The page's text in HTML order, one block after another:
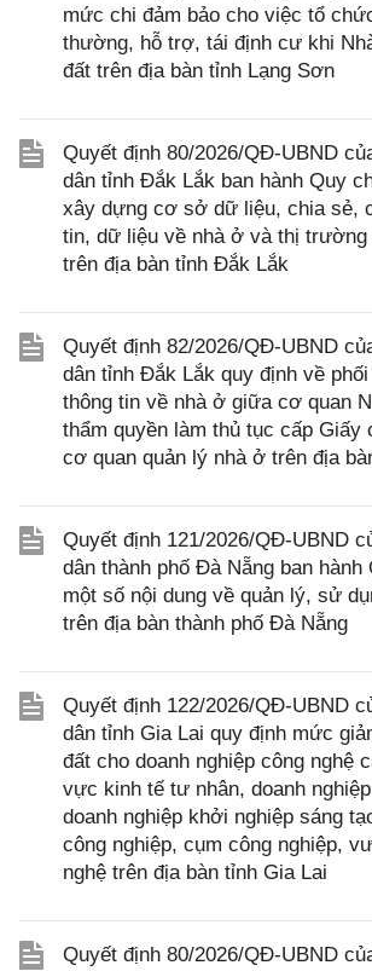
mức chi đảm bảo cho việc tổ
thường, hỗ trợ, tái định cư khi
đất trên địa bàn tỉnh Lạng Sơn
Quyết định 80/2026/QĐ-UBND
dân tỉnh Đắk Lắk ban hành Quy
xây dựng cơ sở dữ liệu, chia sẻ,
tin, dữ liệu về nhà ở và thị trường
trên địa bàn tỉnh Đắk Lắk
Quyết định 82/2026/QĐ-UBND
dân tỉnh Đắk Lắk quy định về
thông tin về nhà ở giữa cơ quan
thẩm quyền làm thủ tục cấp Giấy
cơ quan quản lý nhà ở trên địa
Quyết định 121/2026/QĐ-UBND
dân thành phố Đà Nẵng ban hành
một số nội dung về quản lý, sử
trên địa bàn thành phố Đà Nẵng
Quyết định 122/2026/QĐ-UBND
dân tỉnh Gia Lai quy định mức
đất cho doanh nghiệp công nghệ
vực kinh tế tư nhân, doanh
doanh nghiệp khởi nghiệp sáng
công nghiệp, cụm công nghiệp,
nghệ trên địa bàn tỉnh Gia Lai
Quyết định 80/2026/QĐ-UBND